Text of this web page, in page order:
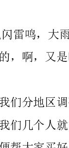
按照提前安排好的路线，我们分地区调研的第一站便是xxxx的
蔬菜种植基地。早上六点半，我们几个人就穿上实践的服装，在西
时后，我们便到达了第一个目的地-----xxxx锦绣大地观光园区，